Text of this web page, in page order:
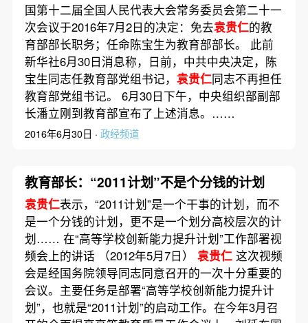
国第十二届全国人民代表大会常务委员会第二十一
次会议于2016年7月2日的决定：免去袁贵仁的教
育部部长职务；任命陈宝生为教育部部长。 此前
新华社6月30日消息称，日前，中共中央决定，陈
宝生同志任教育部党组书记， 袁贵仁同志不再担任
教育部党组书记。 6月30日下午，中央组织部副部
长潘立刚到教育部宣布了上述消息。……
2016年6月30日 · 政经频道
教育部长：“2011计划”不是个分钱的计划
袁贵仁表示，“2011计划”是一个干事的计划，而不
是一个分钱的计划，更不是一个划分高校层次的计
划…… 在“高等学校创新能力提升计划”工作部署视
频会上的讲话 （2012年5月7日） 袁贵仁这次视频
会是经国务院领导同志同意召开的一次十分重要的
会议。主要任务是部署“高等学校创新能力提升计
划”，也就是“2011计划”的启动工作。在今年3月召